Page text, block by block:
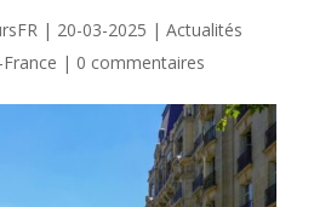
| 20-03-2025 | Actualités
| 0 commentaires